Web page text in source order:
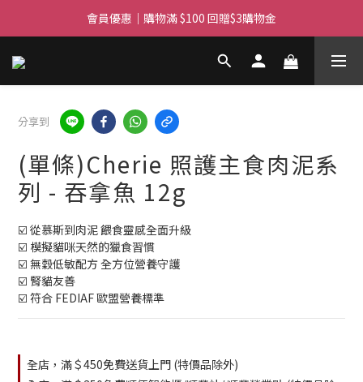
滿$450免費送貨上門 I 滿$350免運 順豐自取
會員優惠｜購物滿 $100 回贈$3購物金
滿$450免費送貨上門 I 滿$350免運 順豐自取
分享到
(單條)Cherie 照護主食肉泥系
列 - 吞拿魚 12g
☑️ 從慕斯到肉泥 餵食靈感全面升級
☑️ 模擬貓咪天然的獵食習慣
☑️ 無穀低敏配方 全方位營養守護
☑️ 腎貓友善
☑️ 符合 FEDIAF 歐盟營養標準
全店，滿＄450免費送貨上門 (特價品除外)